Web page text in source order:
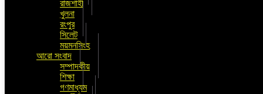
রাজশাহী
খুলনা
রংপুর
সিলেট
ময়মনসিংহ
আরো সংবাদ
সম্পাদকীয়
শিক্ষা
গণমাধ্যম